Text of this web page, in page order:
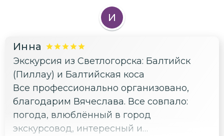
И
Инна
Экскурсия из Светлогорска: Балтийск
(Пиллау) и Балтийская коса
Все профессионально организовано,
благодарим Вячеслава. Все совпало:
погода, влюблённый в город
экскурсовод, интересный и